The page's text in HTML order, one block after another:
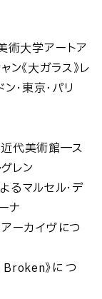
術⼤学アートア
《⼤ガラス》レ
・東京・パリ
近代美術館―ス
レン
るマルセル・デ
ナ
ーカイヴにつ
Broken》に つ